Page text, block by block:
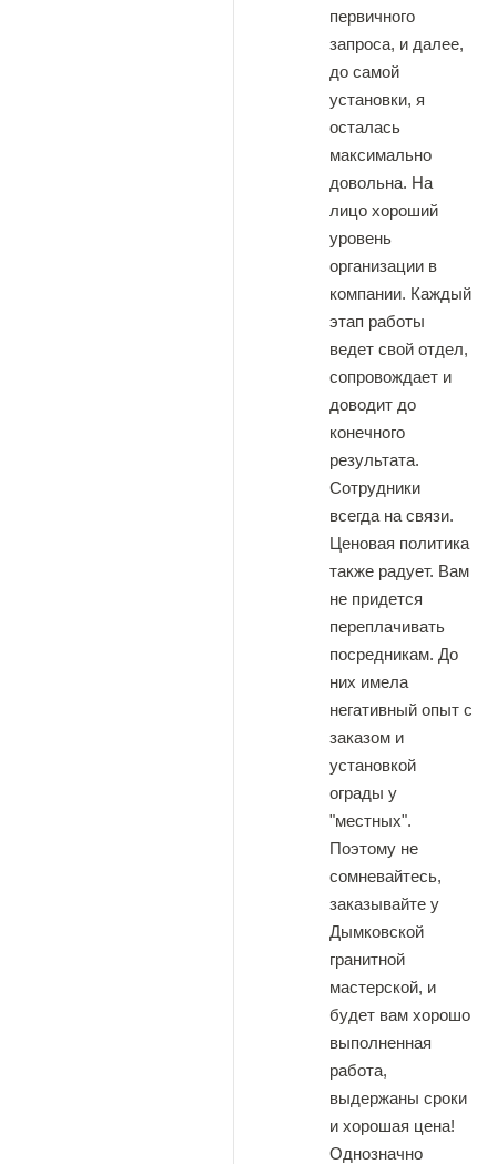
первичного
запроса, и далее,
до самой
установки, я
осталась
максимально
довольна. На
лицо хороший
уровень
организации в
компании. Каждый
этап работы
ведет свой отдел,
сопровождает и
доводит до
конечного
результата.
Сотрудники
всегда на связи.
Ценовая политика
также радует. Вам
не придется
переплачивать
посредникам. До
них имела
негативный опыт с
заказом и
установкой
ограды у
"местных".
Поэтому не
сомневайтесь,
заказывайте у
Дымковской
гранитной
мастерской, и
будет вам хорошо
выполненная
работа,
выдержаны сроки
и хорошая цена!
Однозначно